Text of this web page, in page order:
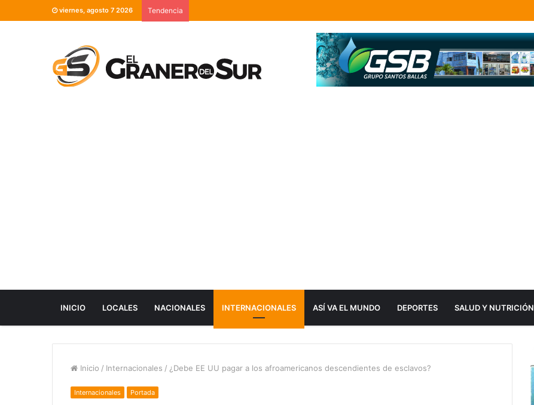
viernes, agosto 7 2026 Tendencia
INICIO LOCALES NACIONALES INTERNACIONALES ASÍ VA EL MUNDO DEPORTES SALUD Y NUTRICIÓN
Inicio / Internacionales / ¿Debe EE UU pagar a los afroamericanos descendientes de esclavos?
Internacionales Portada